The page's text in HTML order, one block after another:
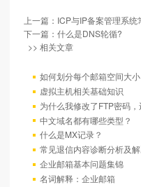
上一篇： ICP与IP备案管理系统
下一篇： 什么是DNS轮循?
>> 相关文章
如何划分每个邮箱空间大
虚拟主机相关基础知识
为什么我修改了FTP密码
中文域名都有哪些类型？
什么是MX记录？
常见退信内容诊断分析及
企业邮箱基本问题集锦
名词解释：企业邮箱